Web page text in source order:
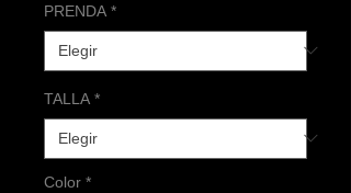
PRENDA *
TALLA *
Color *